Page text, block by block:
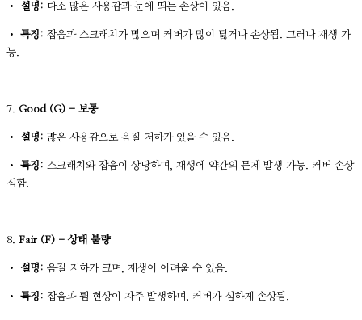
• 설명: 다소 많은 사용감과 눈에 띄는 손상이 있음.
• 특징: 잡음과 스크래치가 많으며 커버가 많이 닳거나 손상됨. 그러나 재생 가
능.
7. Good (G) - 보통
• 설명: 많은 사용감으로 음질 저하가 있을 수 있음.
• 특징: 스크래치와 잡음이 상당하며, 재생에 약간의 문제 발생 가능. 커버 손상
심함.
8. Fair (F) - 상태 불량
• 설명: 음질 저하가 크며, 재생이 어려울 수 있음.
• 특징: 잡음과 튐 현상이 자주 발생하며, 커버가 심하게 손상됨.